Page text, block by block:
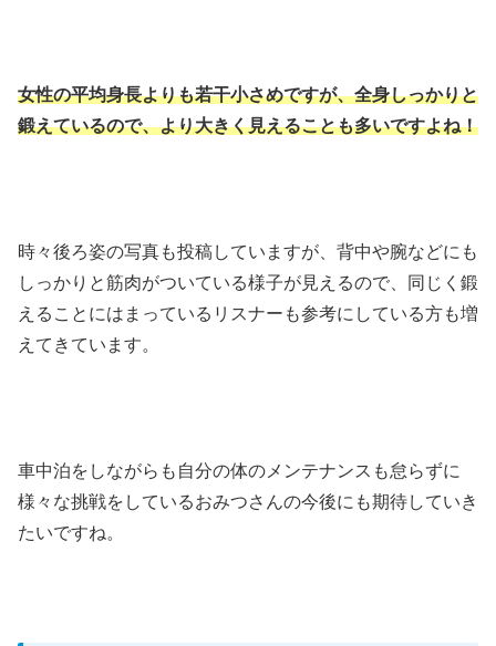
女性の平均身長よりも若干小さめですが、全身しっかりと
鍛えているので、より大きく見えることも多いですよね！
時々後ろ姿の写真も投稿していますが、背中や腕などにも
しっかりと筋肉がついている様子が見えるので、同じく鍛
えることにはまっているリスナーも参考にしている方も増
えてきています。
車中泊をしながらも自分の体のメンテナンスも怠らずに
様々な挑戦をしているおみつさんの今後にも期待していき
たいですね。